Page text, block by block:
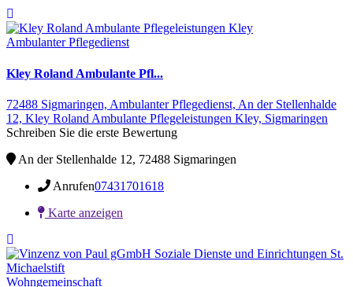
Ambulanter Pflegedienst
Kley Roland Ambulante Pfl...
72488 Sigmaringen, Ambulanter Pflegedienst, An der Stellenhalde
12, Kley Roland Ambulante Pflegeleistungen Kley, Sigmaringen
Schreiben Sie die erste Bewertung
An der Stellenhalde 12, 72488 Sigmaringen
Anrufen07431701618
Karte anzeigen
Wohngemeinschaft